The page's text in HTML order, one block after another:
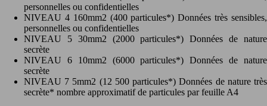
personnelles ou confidentielles
NIVEAU 4 160mm2 (400 particules*) Données très sensibles,
personnelles ou confidentielles
NIVEAU 5 30mm2 (2000 particules*) Données de nature
secrète
NIVEAU 6 10mm2 (6000 particules*) Données de nature
secrète
NIVEAU 7 5mm2 (12 500 particules*) Données de nature très
secrète* nombre approximatif de particules par feuille A4